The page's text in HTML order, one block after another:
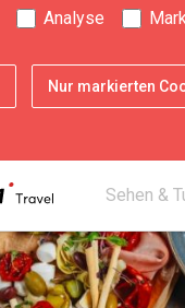
Analyse
Nur markierten
Sehen &